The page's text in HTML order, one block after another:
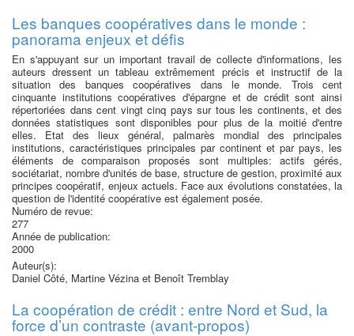
Les banques coopératives dans le monde :
panorama enjeux et défis
En s'appuyant sur un important travail de collecte d'informations, les
auteurs dressent un tableau extrêmement précis et instructif de la
situation des banques coopératives dans le monde. Trois cent
cinquante institutions coopératives d'épargne et de crédit sont ainsi
répertoriées dans cent vingt cinq pays sur tous les continents, et des
données statistiques sont disponibles pour plus de la moitié d'entre
elles. Etat des lieux général, palmarès mondial des principales
institutions, caractéristiques principales par continent et par pays, les
éléments de comparaison proposés sont multiples: actifs gérés,
sociétariat, nombre d'unités de base, structure de gestion, proximité aux
principes coopératif, enjeux actuels. Face aux évolutions constatées, la
question de l'identité coopérative est également posée.
Numéro de revue:
277
Année de publication:
2000
Auteur(s):
Daniel Côté, Martine Vézina et Benoît Tremblay
La coopération de crédit : entre Nord et Sud, la
force d’un contraste (avant-propos)